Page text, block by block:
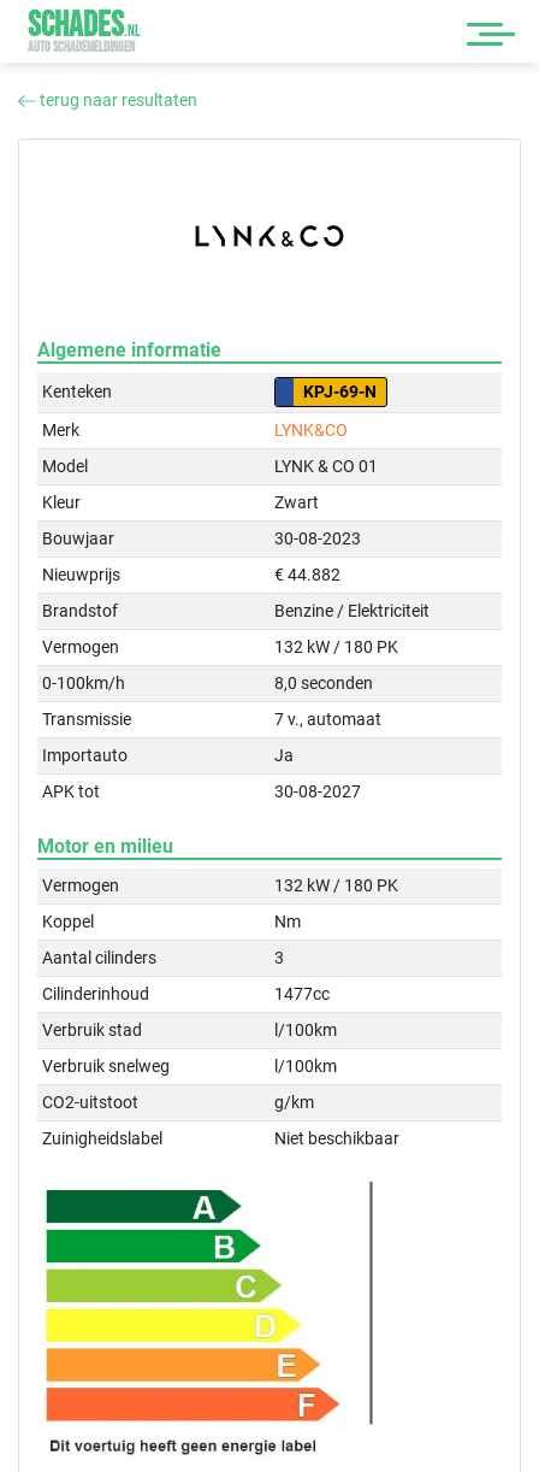
SCHADES.NL
AUTO SCHADEMELDINGEN
terug naar resultaten
Algemene informatie
Kenteken
KPJ-69-N
Merk
LYNK&CO
Model
LYNK & CO 01
Kleur
Zwart
Bouwjaar
30-08-2023
Nieuwprijs
€ 44.882
Brandstof
Benzine / Elektriciteit
Vermogen
132 kW / 180 PK
0-100km/h
8,0 seconden
Transmissie
7 v., automaat
Importauto
Ja
APK tot
30-08-2027
Motor en milieu
Vermogen
132 kW / 180 PK
Koppel
Nm
Aantal cilinders
3
Cilinderinhoud
1477cc
Verbruik stad
l/100km
Verbruik snelweg
l/100km
CO2-uitstoot
g/km
Zuinigheidslabel
Niet beschikbaar